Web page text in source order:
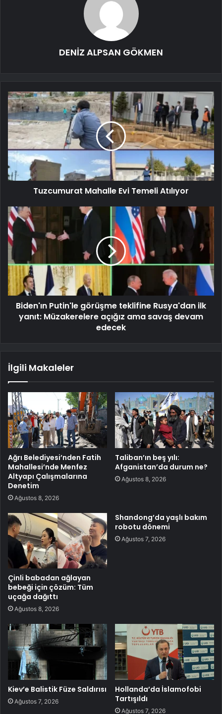
DENİZ ALPSAN GÖKMEN
Tuzcumurat Mahalle Evi Temeli Atılıyor
Biden'ın Putin'le görüşme teklifine Rusya'dan ilk
yanıt: Müzakerelere açığız ama savaş devam
edecek
İlgili Makaleler
Ağrı Belediyesi’nden Fatih
Mahallesi’nde Menfez
Altyapı Çalışmalarına
Denetim
Ağustos 8, 2026
Taliban’ın beş yılı:
Afganistan’da durum ne?
Ağustos 8, 2026
Çinli babadan ağlayan
bebeği için çözüm: Tüm
uçağa dağıttı
Ağustos 8, 2026
Shandong’da yaşlı bakım
robotu dönemi
Ağustos 7, 2026
Kiev’e Balistik Füze Saldırısı
Ağustos 7, 2026
Hollanda’da İslamofobi
Tartışıldı
Ağustos 7, 2026